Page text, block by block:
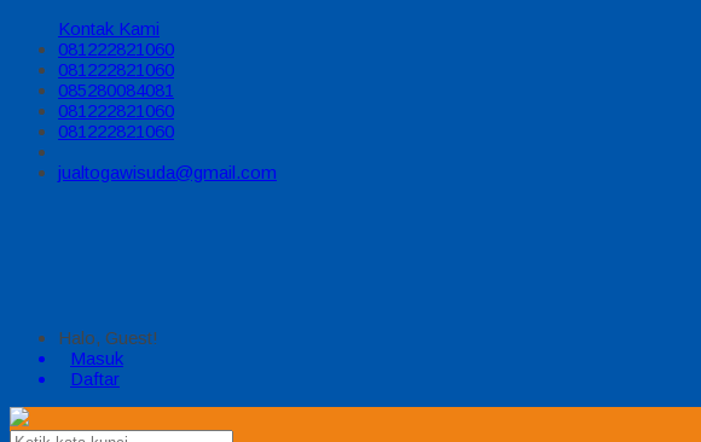
Kontak Kami
081222821060
081222821060
085280084081
081222821060
081222821060
jualtogawisuda@gmail.com
Halo, Guest!
Masuk
Daftar